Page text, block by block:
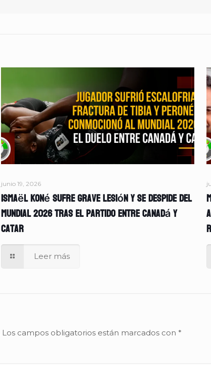
junio 19, 2026
Ismaël Koné sufre grave lesión y se despide del
Mundial 2026 tras el partido entre Canadá y
Catar
Leer más
Los campos obligatorios están marcados con *